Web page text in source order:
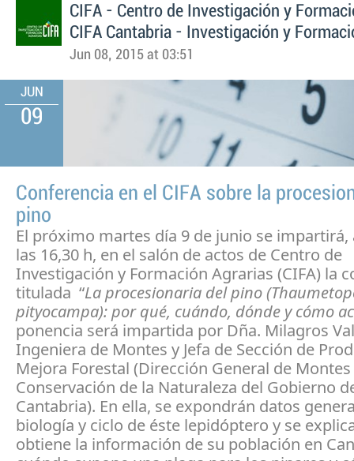
CIFA - Centro de Investigación y
CIFA Cantabria - Investigación y
Jun 08, 2015 at 03:51
JUN
09
Conferencia en el CIFA sobre la
pino
El próximo martes día 9 de junio se
las 16,30 h, en el salón de actos de Centro de
Investigación y Formación Agrarias (CIFA) la
titulada “La procesionaria del pino
pityocampa): por qué, cuándo, dónde y cómo
ponencia será impartida por Dña. Milagros
Ingeniera de Montes y Jefa de Sección de
Mejora Forestal (Dirección General de Montes
Conservación de la Naturaleza del Gobierno
Cantabria). En ella, se expondrán datos
biología y ciclo de éste lepidóptero y se
obtiene la información de su población en